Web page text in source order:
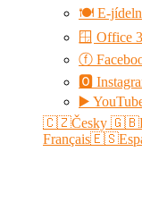
🍽️ E-
🪟 Office
ⓕ
🅾
▶️
🇨🇿Česky
Français